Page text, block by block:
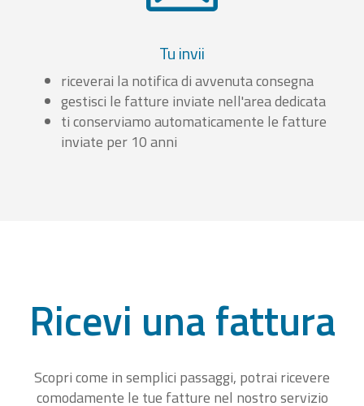
Tu invii
riceverai la notifica di avvenuta consegna
gestisci le fatture inviate nell'area dedicata
ti conserviamo automaticamente le fatture
inviate per 10 anni
Ricevi una fattura
Scopri come in semplici passaggi, potrai ricevere
comodamente le tue fatture nel nostro servizio